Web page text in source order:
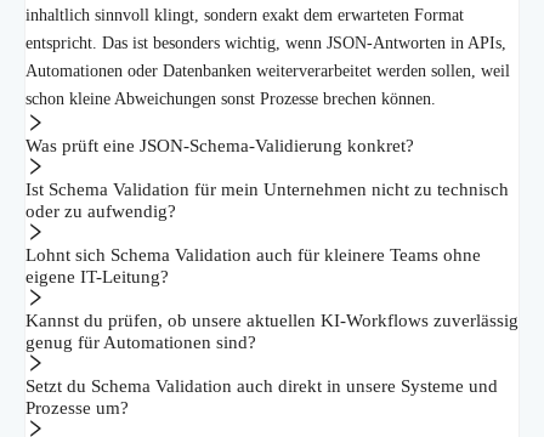
inhaltlich sinnvoll klingt, sondern exakt dem erwarteten Format
entspricht. Das ist besonders wichtig, wenn JSON-Antworten in APIs,
Automationen oder Datenbanken weiterverarbeitet werden sollen, weil
schon kleine Abweichungen sonst Prozesse brechen können.
Was prüft eine JSON-Schema-Validierung konkret?
Ist Schema Validation für mein Unternehmen nicht zu technisch
oder zu aufwendig?
Lohnt sich Schema Validation auch für kleinere Teams ohne
eigene IT-Leitung?
Kannst du prüfen, ob unsere aktuellen KI-Workflows zuverlässig
genug für Automationen sind?
Setzt du Schema Validation auch direkt in unsere Systeme und
Prozesse um?